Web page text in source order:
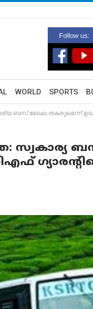
WORLD SPORTS
ബസ് മേഖല തകരുമെന്ന്
സ്വകാര്യ